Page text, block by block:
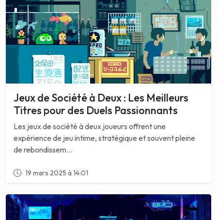
Jeux de Société à Deux : Les Meilleurs
Titres pour des Duels Passionnants
Les jeux de société à deux joueurs offrent une
expérience de jeu intime, stratégique et souvent pleine
de rebondissem...
19 mars 2025 à 14:01